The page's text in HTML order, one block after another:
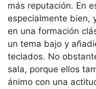
más reputación. En
especialmente bien,
en una formación
un tema bajo y
teclados. No
sala, porque ellos
ánimo con una